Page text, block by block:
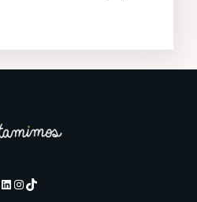
LinkedIn Instagram TikTok